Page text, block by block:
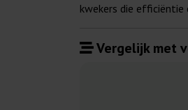
kwekers die efficiëntie
Vergelijk met